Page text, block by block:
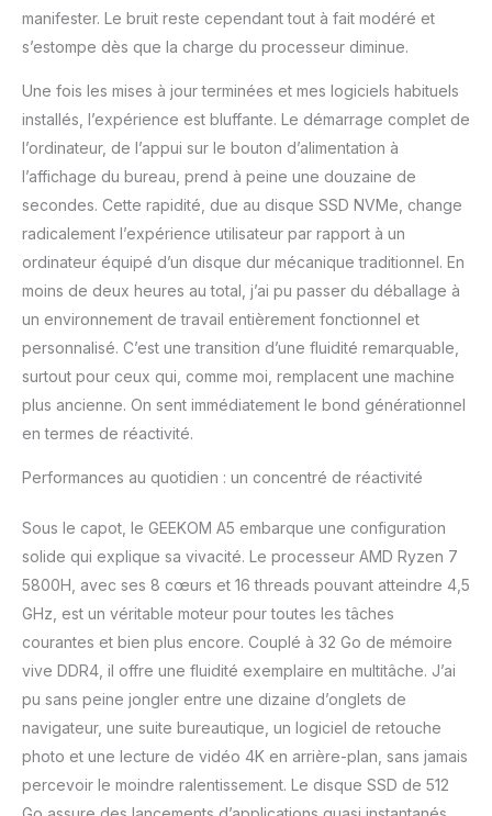
déploiements industriels
et en volume, tout en
améliorant la dissipation
matériel à long cycle de
vie simplifie les achats
en gros et la
maintenance
informatique, ce qui en
fait un mini PC et un
ordinateur de bureau
idéal pour les projets à
grande échelle dans les
secteurs professionnel
et éducatif. Contactez-
nous pour obtenir un tarif
personnalisé pour les
achats en volume.
24h/24 et 7j/7] Le mini
équipé d'un système de
refroidissement IceBlast
3.0 amélioré, avec un flux
d'air optimisé et une
dissipation thermique
efficace, contribuant à
maintenir des
performances stables
lors de charges de travail
prolongées. Conçu pour
un fonctionnement
24h/24 et 7j/7, il maîtrise
manifester. Le bruit reste cependant tout à fait modéré et
s’estompe dès que la charge du processeur diminue.
Une fois les mises à jour terminées et mes logiciels habituels
installés, l’expérience est bluffante. Le démarrage complet de
l’ordinateur, de l’appui sur le bouton d’alimentation à
l’affichage du bureau, prend à peine une douzaine de
secondes. Cette rapidité, due au disque SSD NVMe, change
radicalement l’expérience utilisateur par rapport à un
ordinateur équipé d’un disque dur mécanique traditionnel. En
moins de deux heures au total, j’ai pu passer du déballage à
un environnement de travail entièrement fonctionnel et
personnalisé. C’est une transition d’une fluidité remarquable,
surtout pour ceux qui, comme moi, remplacent une machine
plus ancienne. On sent immédiatement le bond générationnel
en termes de réactivité.
Performances au quotidien : un concentré de réactivité
Sous le capot, le GEEKOM A5 embarque une configuration
solide qui explique sa vivacité. Le processeur AMD Ryzen 7
5800H, avec ses 8 cœurs et 16 threads pouvant atteindre 4,5
GHz, est un véritable moteur pour toutes les tâches
courantes et bien plus encore. Couplé à 32 Go de mémoire
vive DDR4, il offre une fluidité exemplaire en multitâche. J’ai
pu sans peine jongler entre une dizaine d’onglets de
navigateur, une suite bureautique, un logiciel de retouche
photo et une lecture de vidéo 4K en arrière-plan, sans jamais
percevoir le moindre ralentissement. Le disque SSD de 512